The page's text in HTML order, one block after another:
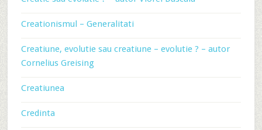
Creationismul – Generalitati
Creatiune, evolutie sau creatiune – evolutie ? – autor
Cornelius Greising
Creatiunea
Credinta